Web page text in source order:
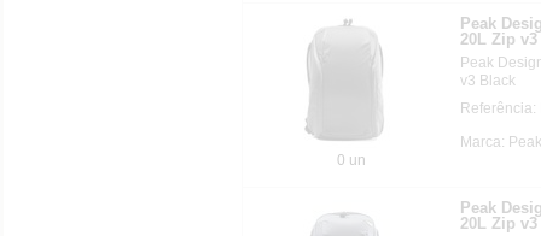
0 un
Peak
20L Zip
Peak
v3 Black
Referência:
Marca:
Peak
20L Zip